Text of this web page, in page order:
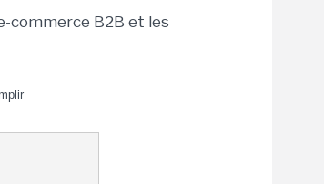
commerce B2B et les